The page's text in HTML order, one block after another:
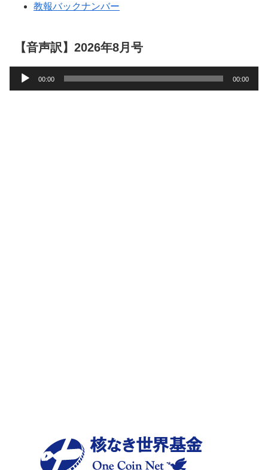
教報バックナンバー
【音声訳】2026年8月号
声
00:00 00:00